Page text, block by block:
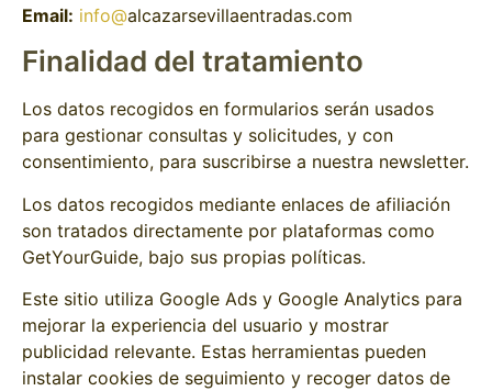
Email: info@alcazarsevillaentradas.com
Finalidad del tratamiento
Los datos recogidos en formularios serán usados
para gestionar consultas y solicitudes, y con
consentimiento, para suscribirse a nuestra newsletter.
Los datos recogidos mediante enlaces de afiliación
son tratados directamente por plataformas como
GetYourGuide, bajo sus propias políticas.
Este sitio utiliza Google Ads y Google Analytics para
mejorar la experiencia del usuario y mostrar
publicidad relevante. Estas herramientas pueden
instalar cookies de seguimiento y recoger datos de